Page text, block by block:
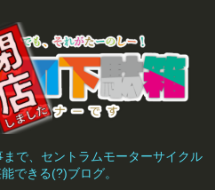
で、セントラムモーターサイクル
できる(?)ブログ。